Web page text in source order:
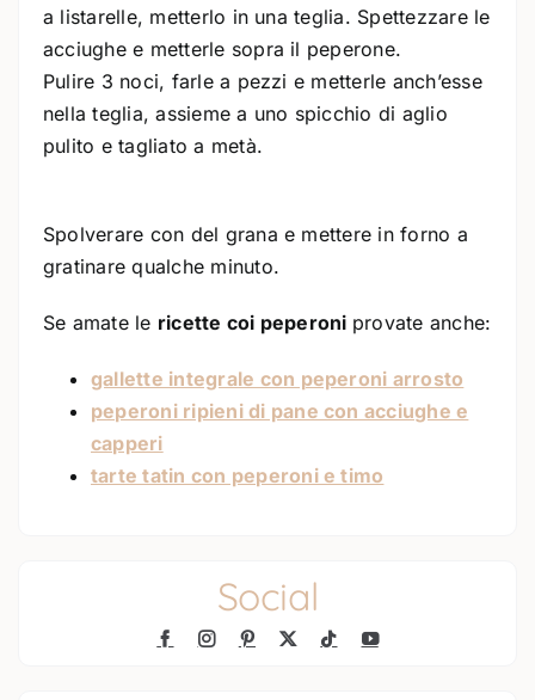
a listarelle, metterlo in una teglia. Spettezzare le
acciughe e metterle sopra il peperone.
Pulire 3 noci, farle a pezzi e metterle anch’esse
nella teglia, assieme a uno spicchio di aglio
pulito e tagliato a metà.
Spolverare con del grana e mettere in forno a
gratinare qualche minuto.
Se amate le ricette coi peperoni provate anche:
gallette integrale con peperoni arrosto
peperoni ripieni di pane con acciughe e
capperi
tarte tatin con peperoni e timo
Social